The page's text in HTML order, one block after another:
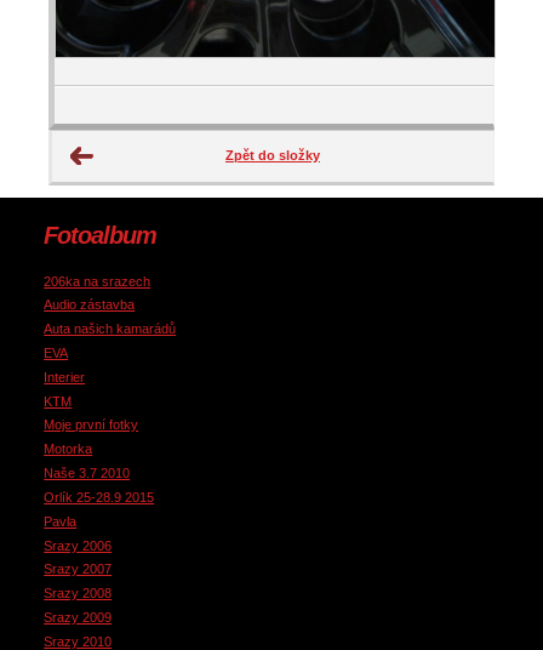
Zpět do složky
Fotoalbum
206ka na srazech
Audio zástavba
Auta našich kamarádů
EVA
Interier
KTM
Moje první fotky
Motorka
Naše 3.7 2010
Orlík 25-28.9 2015
Pavla
Srazy 2006
Srazy 2007
Srazy 2008
Srazy 2009
Srazy 2010